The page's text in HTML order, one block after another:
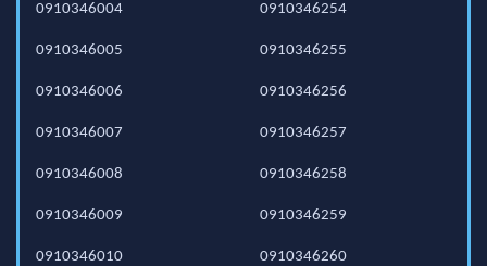
0910346004
0910346005
0910346006
0910346007
0910346008
0910346009
0910346010
0910346254
0910346255
0910346256
0910346257
0910346258
0910346259
0910346260